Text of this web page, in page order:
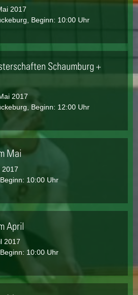
2017
Beginn: 10:00 Uhr
Schaumburg +
2017
Beginn: 12:00 Uhr
Mai
2017
10:00 Uhr
April
2017
10:00 Uhr